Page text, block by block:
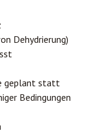
Dehydrierung)
geplant statt
Bedingungen